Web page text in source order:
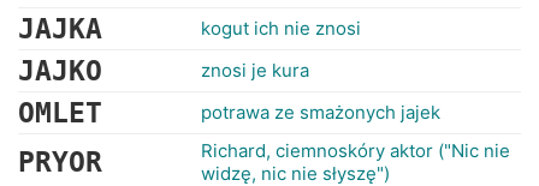
JAJKA kogut ich nie znosi
JAJKO znosi je kura
OMLET potrawa ze smażonych jajek
PRYOR
Richard, ciemnoskóry aktor ("Nic nie
widzę, nic nie słyszę")